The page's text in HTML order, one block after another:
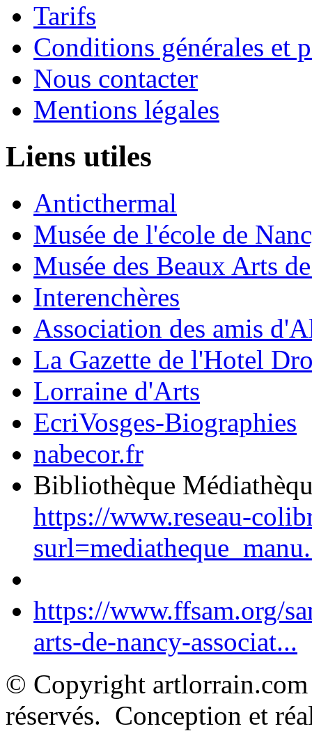
Tarifs
Conditions générales et
Nous contacter
Mentions légales
Liens utiles
Anticthermal
Musée de l'école de
Musée des Beaux Arts
Interenchères
Association des amis
La Gazette de l'Hotel
Lorraine d'Arts
EcriVosges-Biographies
nabecor.fr
Bibliothèque
https://www.reseau-
https://www.ffsam.org/
arts-de-nancy-associat...
© Copyright
réservés. Conception et